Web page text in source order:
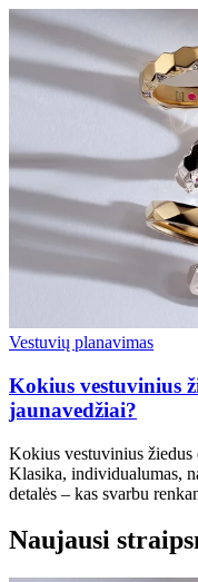
Vestuvių planavimas
Kokius vestuvinius
jaunavedžiai?
Kokius vestuvinius žiedus
Klasika, individualumas,
detalės – kas svarbu
Naujausi